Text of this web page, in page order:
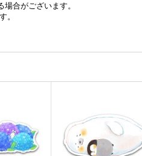
合がございます。
。